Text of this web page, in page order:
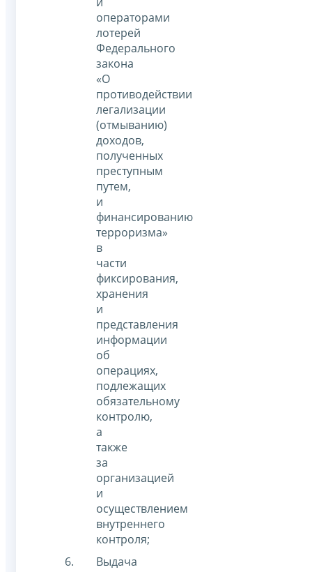
операторами
лотерей
Федерального
закона
«О
противодействии
легализации
(отмыванию)
доходов,
полученных
преступным
путем,
и
финансированию
терроризма»
в
части
фиксирования,
хранения
и
представления
информации
об
операциях,
подлежащих
обязательному
контролю,
а
также
за
организацией
и
осуществлением
внутреннего
контроля;
Выдача